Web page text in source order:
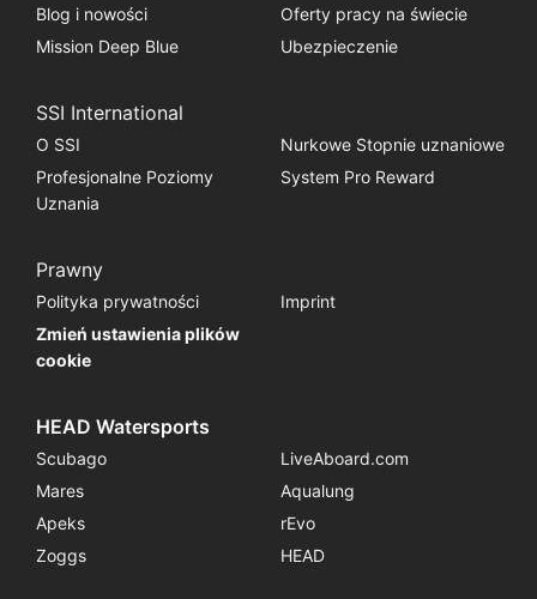
Blog i nowości
Oferty pracy na świecie
Mission Deep Blue
Ubezpieczenie
SSI International
O SSI
Nurkowe Stopnie uznaniowe
Profesjonalne Poziomy
Uznania
System Pro Reward
Prawny
Polityka prywatności
Imprint
Zmień ustawienia plików
cookie
HEAD Watersports
Scubago
LiveAboard.com
Mares
Aqualung
Apeks
rEvo
Zoggs
HEAD